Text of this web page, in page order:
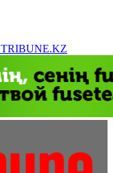
TRIBUNE.KZ